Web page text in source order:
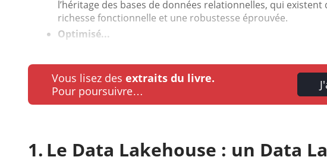
l’héritage des bases de données relationnelles, qui
richesse fonctionnelle et une robustesse éprouvée.
Optimisé...
Vous lisez des extraits du livre.
Pour poursuivre…
Le Data Lakehouse : un Data